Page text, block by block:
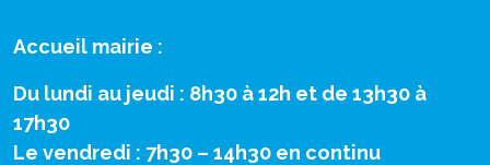
Accueil mairie :
Du lundi au jeudi : 8h30 à 12h et de 13h30 à
17h30
Le vendredi : 7h30 – 14h30 en continu